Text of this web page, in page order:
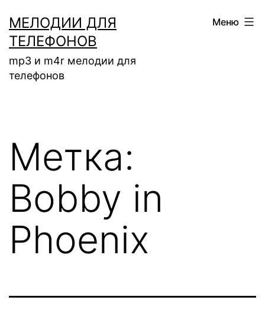
содержимому
МЕЛОДИИ ДЛЯ
ТЕЛЕФОНОВ
mp3 и m4r мелодии для
телефонов
Меню
Метка:
Bobby in
Phoenix